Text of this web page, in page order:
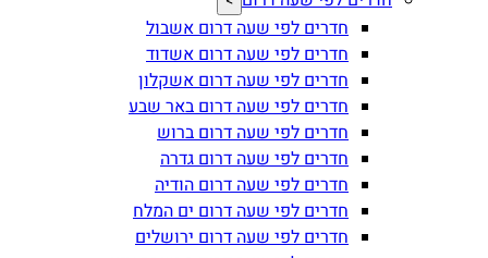
חדרים לפי שעה דרום אשבול
חדרים לפי שעה דרום אשדוד
חדרים לפי שעה דרום אשקלון
חדרים לפי שעה דרום באר שבע
חדרים לפי שעה דרום ברוש
חדרים לפי שעה דרום גדרה
חדרים לפי שעה דרום הודיה
חדרים לפי שעה דרום ים המלח
חדרים לפי שעה דרום ירושלים